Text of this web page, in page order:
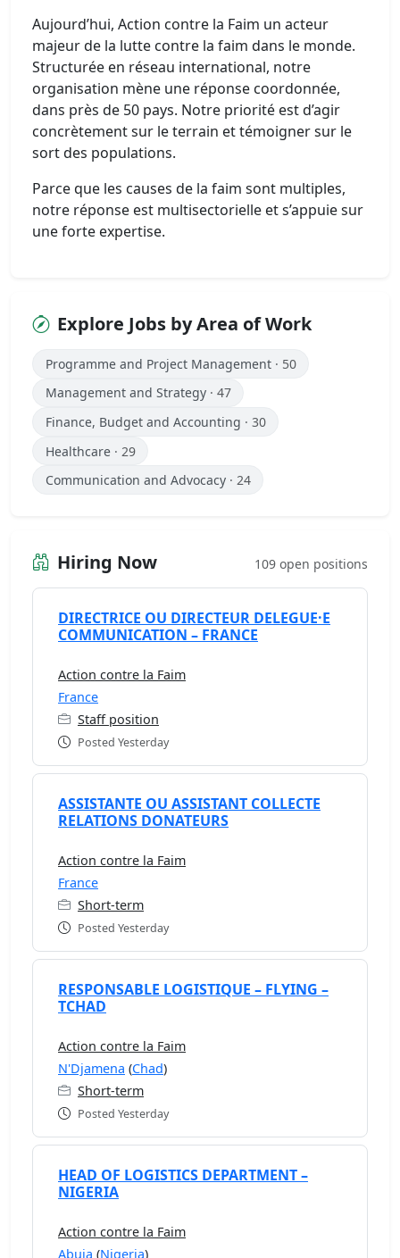
Aujourd’hui, Action contre la Faim un acteur
majeur de la lutte contre la faim dans le monde.
Structurée en réseau international, notre
organisation mène une réponse coordonnée,
dans près de 50 pays. Notre priorité est d’agir
concrètement sur le terrain et témoigner sur le
sort des populations.
Parce que les causes de la faim sont multiples,
notre réponse est multisectorielle et s’appuie sur
une forte expertise.
Explore Jobs by Area of Work
Programme and Project Management · 50
Management and Strategy · 47
Finance, Budget and Accounting · 30
Healthcare · 29
Communication and Advocacy · 24
Hiring Now 109 open positions
DIRECTRICE OU DIRECTEUR DELEGUE·E
COMMUNICATION – FRANCE
Action contre la Faim
France
Staff position
Posted Yesterday
ASSISTANTE OU ASSISTANT COLLECTE
RELATIONS DONATEURS
Action contre la Faim
France
Short-term
Posted Yesterday
RESPONSABLE LOGISTIQUE – FLYING –
TCHAD
Action contre la Faim
N'Djamena (Chad)
Short-term
Posted Yesterday
HEAD OF LOGISTICS DEPARTMENT –
NIGERIA
Action contre la Faim
Abuja (Nigeria)